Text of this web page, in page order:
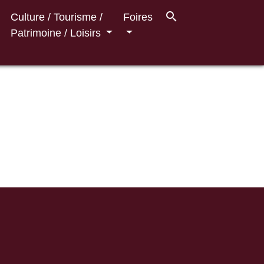
Culture / Tourisme /
Patrimoine / Loisirs
Foires search